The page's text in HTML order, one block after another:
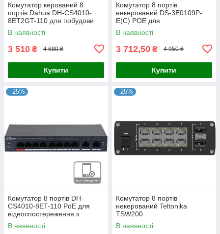
Комутатор керований 8
портів Dahua DH-CS4010-
8ET2GT-110 для побудови
мережі з PoE, 110 Вт,
10/100/1000M, робоча
В наявності
3 510 ₴ 4 680 ₴
Купити
Комутатор 8 портів
некерований DS-3E0109P-
E(C) POE для
відеоспостереження з
підтримкою PoE, 8x RJ45,
В наявності
3 712,50 ₴ 4 950 ₴
Купити
–25%
Комутатор 8 портів DH-
CS4010-8ET-110 PoE для
відеоспостереження з
підтримкою IEEE802.3bt,
бюджетом 110 Вт, 2x uplink
В наявності
–25%
Комутатор 8 портів
некерований Teltonika
TSW200
В наявності